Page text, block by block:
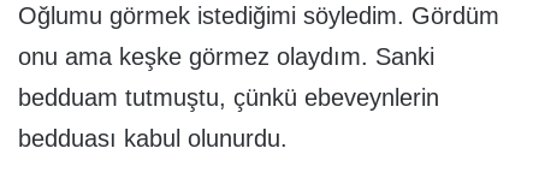
Oğlumu görmek istediğimi söyledim. Gördüm
onu ama keşke görmez olaydım. Sanki
bedduam tutmuştu, çünkü ebeveynlerin
bedduası kabul olunurdu.